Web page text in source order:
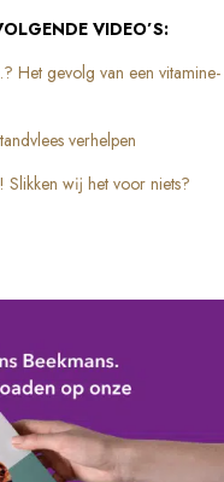
VIDEO’S:
Het gevolg van een vitamine-
verhelpen
Slikken wĳ het voor niets?